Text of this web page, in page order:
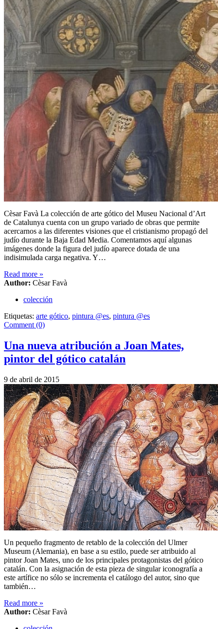
Cèsar Favà La colección de arte gótico del Museu Nacional d’Art
de Catalunya cuenta con un grupo variado de obras que permite
acercarnos a las diferentes visiones que el cristianismo propagó del
judío durante la Baja Edad Media. Comentamos aquí algunas
imágenes donde la figura del judío aparece dotada de una
indisimulada carga negativa. Y…
Read more »
Author: Cèsar Favà
colección
Etiquetas: arte gótico, pintura @es, pintura @es
Comment (0)
Una nueva atribución a Joan Mates,
pintor del gótico catalán
9 de abril de 2015
Un pequeño fragmento de retablo de la colección del Ulmer
Museum (Alemania), en base a su estilo, puede ser atribuido al
pintor Joan Mates, uno de los principales protagonistas del gótico
catalán. Con la asignación de esta pieza de singular iconografía a
este artífice no sólo se incrementa el catálogo del autor, sino que
también…
Read more »
Author: Cèsar Favà